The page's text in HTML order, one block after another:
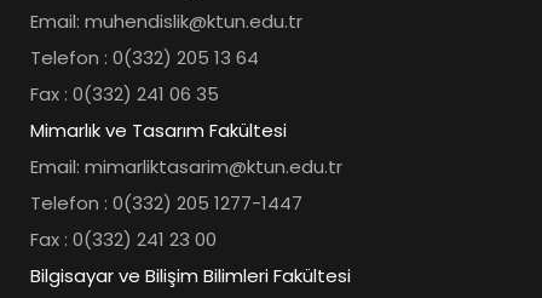
Email: muhendislik@ktun.edu.tr
Telefon : 0(332) 205 13 64
Fax : 0(332) 241 06 35
Mimarlık ve Tasarım Fakültesi
Email: mimarliktasarim@ktun.edu.tr
Telefon : 0(332) 205 1277-1447
Fax : 0(332) 241 23 00
Bilgisayar ve Bilişim Bilimleri Fakültesi